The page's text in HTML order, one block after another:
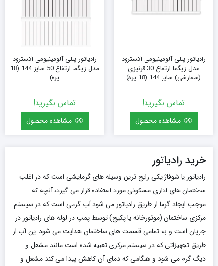
رادیاتور پنلی آلومینیومی اکسترود
مدل زیگما ارتفاع 30 قرنیزی
(سفارشی) سایز 144 (18 پره)
تماس بگیرید!
مشاهده محصول
رادیاتور پنلی آلومینیومی اکسترود
مدل زیگما ارتفاع 50 سایز 144 (18
پره)
تماس بگیرید!
مشاهده محصول
خرید رادیاتور
رادیاتور یا شوفاژ یکی رایج ترین وسیله های گرمایشی است که در اغلب
ساختمان های اداری مسکونی مورد استفاده قرار می گیرد، آنچه که
موجب ایجاد گرما از طریق رادیاتور می شود آب گرمی است که در سیستم
مرکزی ساختمان (موتورخانه یا پکیج) توسط پمپ در لوله های رادیاتور در
جریان است و به تمامی قسمت های ساختمان هدایت می شود این آب از
طریق تجهیزاتی که در سیستم مرکزی تعبیه شده است مانند مشعل و
دیگ گرم می شود و هنگامی که دمای آن کاهش پیدا می کند مشعل و